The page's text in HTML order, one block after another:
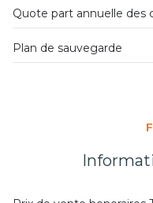
Quote part annuelle des
Plan de sauvegarde